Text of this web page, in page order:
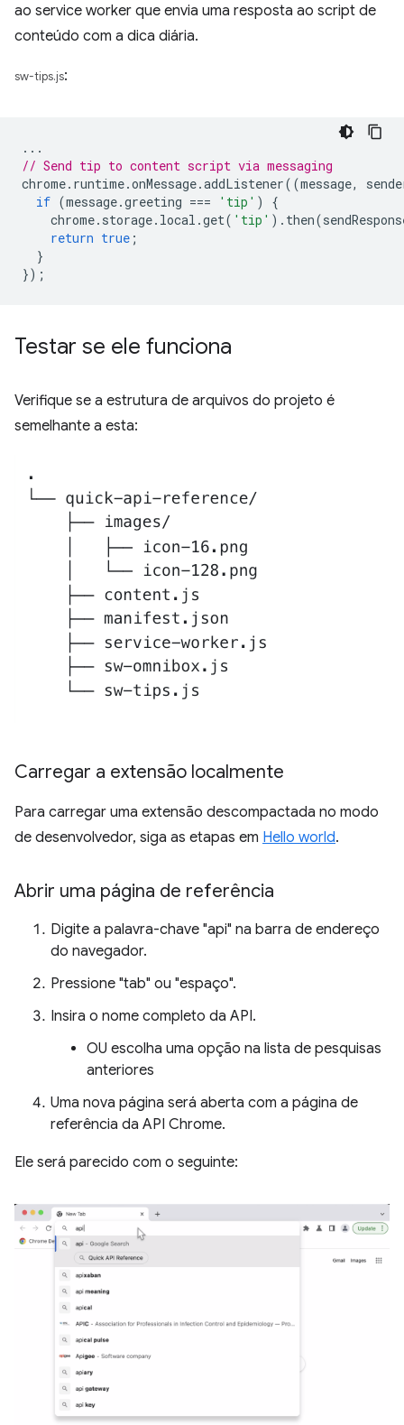
ao service worker que envia uma resposta ao script de
conteúdo com a dica diária.
sw-tips.js:
...
// Send tip to content script via messaging
chrome. runtime.onMessage.addListener((message,
if (message.greeting === 'tip' )
{
chrome. storage. local .get( 'tip' ). then(
return true ;
}
});
Testar se ele funciona
Verifique se a estrutura de arquivos do projeto é
semelhante a esta:
Carregar a extensão localmente
Para carregar uma extensão descompactada no modo
de desenvolvedor, siga as etapas em Hello world.
Abrir uma página de referência
Digite a palavra-chave "api" na barra de endereço
do navegador.
Pressione "tab" ou "espaço".
Insira o nome completo da API.
OU escolha uma opção na lista de pesquisas
anteriores
Uma nova página será aberta com a página de
referência da API Chrome.
Ele será parecido com o seguinte: